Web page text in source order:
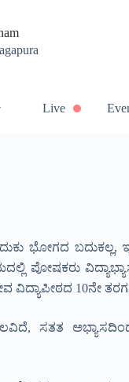
Live
ಭೋಗದ
ಪೋಷಕರು
ವಿದ್ಯಾಪೀಠದ 10ನೇ
ಸತತ